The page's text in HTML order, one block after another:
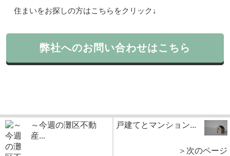
住まいをお探しの方はこちらをクリック↓
弊社へのお問い合わせはこちら
～今週の灘区不動
産...
戸建てとマンション...
＞次のページ